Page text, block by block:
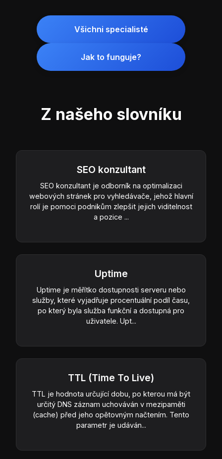
Všichni specialisté
Jak to funguje?
Z našeho slovníku
SEO konzultant
SEO konzultant je odborník na optimalizaci
webových stránek pro vyhledávače, jehož hlavní
rolí je pomoci podnikům zlepšit jejich viditelnost
a pozice ...
Uptime
Uptime je měřítko dostupnosti serveru nebo
služby, které vyjadřuje procentuální podíl času,
po který byla služba funkční a dostupná pro
uživatele. Upt...
TTL (Time To Live)
TTL je hodnota určující dobu, po kterou má být
určitý DNS záznam uchováván v mezipaměti
(cache) před jeho opětovným načtením. Tento
parametr je udáván...